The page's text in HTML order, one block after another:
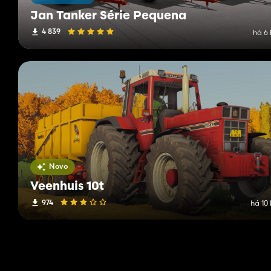
Jan Tanker Série Pequena
4 839 há 6
Novo
Veenhuis 10t
974 há 10